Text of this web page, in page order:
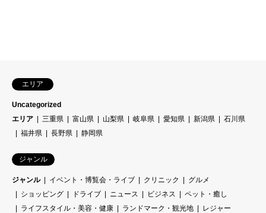
エリア
Uncategorized
エリア
三重県 富山県 山梨県 岐阜県 愛知県 新潟県
石川県
福井県
長野県 静岡県
ジャンル
ジャンル イベント・博覧会・ライブ クリニック
グルメ
ショッピング
ドライブ ニュース ビジネス
ペット・癒し
ライフスタイル・美容・健康
ランドマーク・観光地
レジャー